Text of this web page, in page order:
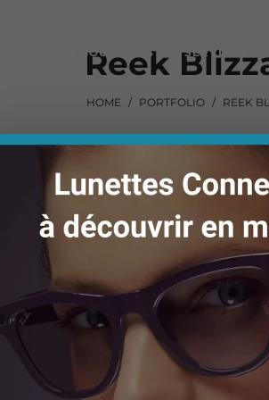
NOS BOUTIQUES SERVICES
Reek
HOME / PORTFOLIO / REEK